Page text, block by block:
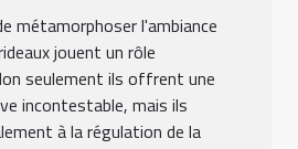
métamorphoser l'ambiance
jouent un rôle
seulement ils offrent une
incontestable, mais ils
à la régulation de la